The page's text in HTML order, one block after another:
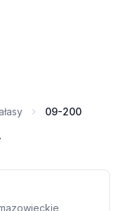
09-200